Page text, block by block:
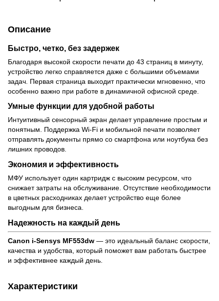
Описание
Быстро, четко, без задержек
Благодаря высокой скорости печати до 43 страниц в минуту,
устройство легко справляется даже с большими объемами
задач. Первая страница выходит практически мгновенно, что
особенно важно при работе в динамичной офисной среде.
Умные функции для удобной работы
Интуитивный сенсорный экран делает управление простым и
понятным. Поддержка Wi-Fi и мобильной печати позволяет
отправлять документы прямо со смартфона или ноутбука без
лишних проводов.
Экономия и эффективность
МФУ использует один картридж с высоким ресурсом, что
снижает затраты на обслуживание. Отсутствие необходимости
в цветных расходниках делает устройство еще более
выгодным для бизнеса.
Надежность на каждый день
Canon i-Sensys MF553dw — это идеальный баланс скорости,
качества и удобства, который поможет вам работать быстрее
и эффективнее каждый день.
Характеристики